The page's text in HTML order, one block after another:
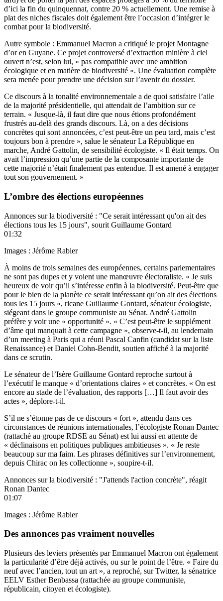
d’ici la fin du quinquennat, contre 20 % actuellement. Une remise à
plat des niches fiscales doit également être l’occasion d’intégrer le
combat pour la biodiversité.
Autre symbole : Emmanuel Macron a critiqué le projet Montagne
d’or en Guyane. Ce projet controversé d’extraction minière à ciel
ouvert n’est, selon lui, « pas compatible avec une ambition
écologique et en matière de biodiversité ». Une évaluation complète
sera menée pour prendre une décision sur l’avenir du dossier.
Ce discours à la tonalité environnementale a de quoi satisfaire l’aile
de la majorité présidentielle, qui attendait de l’ambition sur ce
terrain. « Jusque-là, il faut dire que nous étions profondément
frustrés au-delà des grands discours. Là, on a des décisions
concrètes qui sont annoncées, c’est peut-être un peu tard, mais c’est
toujours bon à prendre », salue le sénateur La République en
marche, André Gattolin, de sensibilité écologiste. « Il était temps. On
avait l’impression qu’une partie de la composante importante de
cette majorité n’était finalement pas entendue. Il est amené à engager
tout son gouvernement. »
L’ombre des élections européennes
Annonces sur la biodiversité : "Ce serait intéressant qu'on ait des
élections tous les 15 jours", sourit Guillaume Gontard
01:32
Images : Jérôme Rabier
À moins de trois semaines des européennes, certains parlementaires
ne sont pas dupes et y voient une manœuvre électoraliste. « Je suis
heureux de voir qu’il s’intéresse enfin à la biodiversité. Peut-être que
pour le bien de la planète ce serait intéressant qu’on ait des élections
tous les 15 jours », ricane Guillaume Gontard, sénateur écologiste,
siégeant dans le groupe communiste au Sénat. André Gattolin
préfère y voir une « opportunité ». « C’est peut-être le supplément
d’âme qui manquait à cette campagne », observe-t-il, au lendemain
d’un meeting à Paris qui a réuni Pascal Canfin (candidat sur la liste
Renaissance) et Daniel Cohn-Bendit, soutien affiché à la majorité
dans ce scrutin.
Le sénateur de l’Isère Guillaume Gontard reproche surtout à
l’exécutif le manque « d’orientations claires » et concrètes. « On est
encore au stade de l’évaluation, des rapports […] Il faut avoir des
actes », déplore-t-il.
S’il ne s’étonne pas de ce discours « fort », attendu dans ces
circonstances de réunions internationales, l’écologiste Ronan Dantec
(rattaché au groupe RDSE au Sénat) est lui aussi en attente de
« déclinaisons en politiques publiques ambitieuses ». « Je reste
beaucoup sur ma faim. Les phrases définitives sur l’environnement,
depuis Chirac on les collectionne », soupire-t-il.
Annonces sur la biodiversité : "J'attends l'action concrète", réagit
Ronan Dantec
01:07
Images : Jérôme Rabier
Des annonces pas vraiment nouvelles
Plusieurs des leviers présentés par Emmanuel Macron ont également
la particularité d’être déjà activés, ou sur le point de l’être. « Faire du
neuf avec l’ancien, tout un art », a reproché, sur Twitter, la sénatrice
EELV Esther Benbassa (rattachée au groupe communiste,
républicain, citoyen et écologiste).